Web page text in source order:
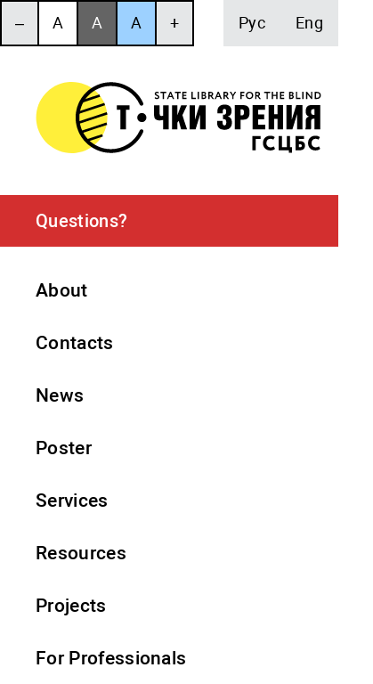
‒ A A A + Рус Eng
Questions?
About
Contacts
News
Poster
Services
Resources
Projects
For Professionals